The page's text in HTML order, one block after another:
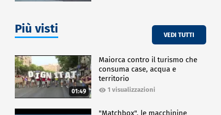
Più visti VEDI TUTTI
01:49
Maiorca contro il turismo che
consuma case, acqua e
territorio
1 visualizzazioni
"Matchbox", le macchinine